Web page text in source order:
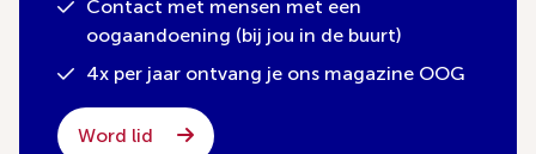
Contact met mensen met een
oogaandoening (bij jou in de buurt)
4x per jaar ontvang je ons magazine OOG
Word lid